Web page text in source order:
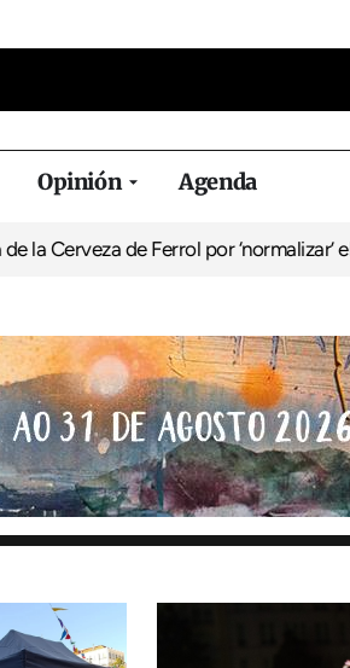
Opinión Agenda
de Ferrol por ‘normalizar’ el consumo